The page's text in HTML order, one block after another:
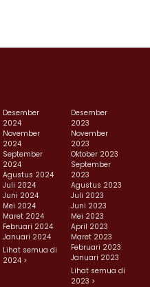
Desember
2024
November
2024
September
2024
Agustus 2024
Juli 2024
Juni 2024
Mei 2024
Maret 2024
Februari 2024
Januari 2024
Lihat semua di
2024 >
Desember
2023
November
2023
Oktober 2023
September
2023
Agustus 2023
Juli 2023
Juni 2023
Mei 2023
April 2023
Maret 2023
Februari 2023
Januari 2023
Lihat semua di
2023 >